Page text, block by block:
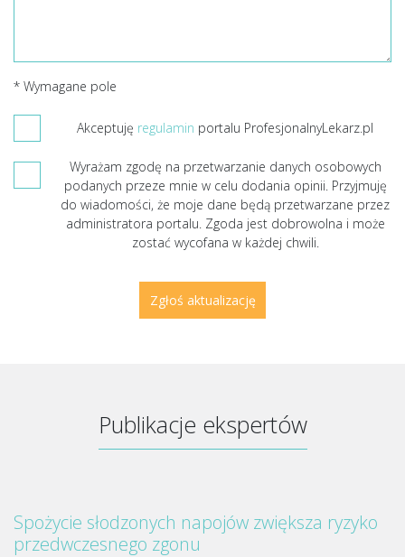
* Wymagane pole
Akceptuję regulamin portalu ProfesjonalnyLekarz.pl
Wyrażam zgodę na przetwarzanie danych osobowych
podanych przeze mnie w celu dodania opinii. Przyjmuję
do wiadomości, że moje dane będą przetwarzane przez
administratora portalu. Zgoda jest dobrowolna i może
zostać wycofana w każdej chwili.
Publikacje ekspertów
Spożycie słodzonych napojów zwiększa ryzyko
przedwczesnego zgonu